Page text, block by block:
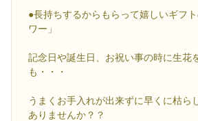
●長持ちするからもらって嬉しいギフ
ワー」
記念日や誕生日、お祝い事の時に生花
も・・・
うまくお手入れが出来ずに早くに枯ら
ありませんか？？